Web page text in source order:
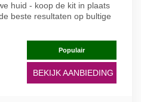
huid - koop de kit in plaats
beste resultaten op bultige
Populair
BEKIJK AANBIEDING